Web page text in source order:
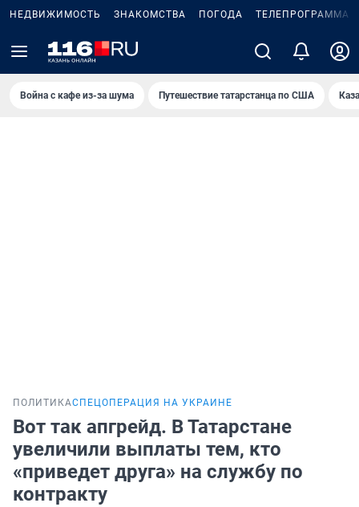
НЕДВИЖИМОСТЬ ЗНАКОМСТВА ПОГОДА ТЕЛЕПРОГРАММА
Война с кафе из-за шума Путешествие татарстанца по США
ПОЛИТИКАСПЕЦОПЕРАЦИЯ НА УКРАИНЕ
Вот так апгрейд. В Татарстане
увеличили выплаты тем, кто
«приведет друга» на службу по
контракту